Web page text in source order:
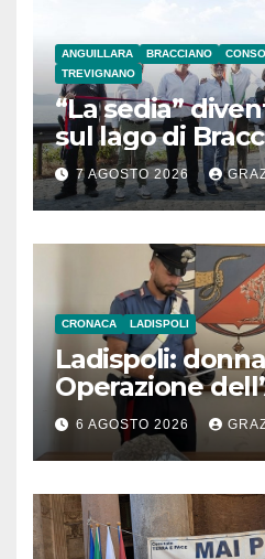
ANGUILLARA BRACCIANO
TREVIGNANO
“La sedia”
sul lago di
l’inaugurazione
7 AGOSTO 2026
CRONACA LADISPOLI
Ladispoli:
Operazione
6 AGOSTO 2026